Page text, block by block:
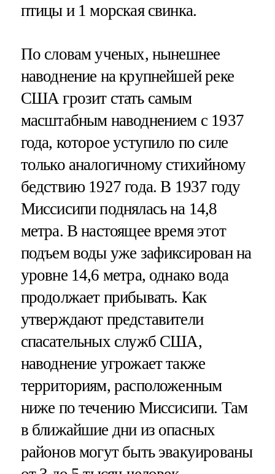
птицы и 1 морская свинка.
По словам ученых, нынешнее
наводнение на крупнейшей реке
США грозит стать самым
масштабным наводнением с 1937
года, которое уступило по силе
только аналогичному стихийному
бедствию 1927 года. В 1937 году
Миссисипи поднялась на 14,8
метра. В настоящее время этот
подъем воды уже зафиксирован на
уровне 14,6 метра, однако вода
продолжает прибывать. Как
утверждают представители
спасательных служб США,
наводнение угрожает также
территориям, расположенным
ниже по течению Миссисипи. Там
в ближайшие дни из опасных
районов могут быть эвакуированы